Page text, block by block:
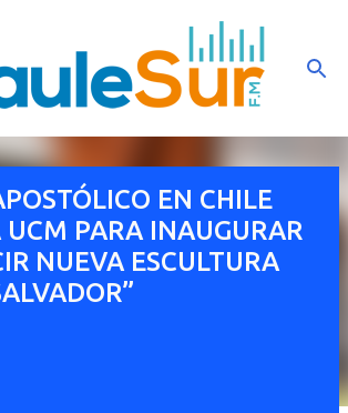
Ir al contenido principal
EN CHILE
PARA INAUGURAR
NUEVA ESCULTURA